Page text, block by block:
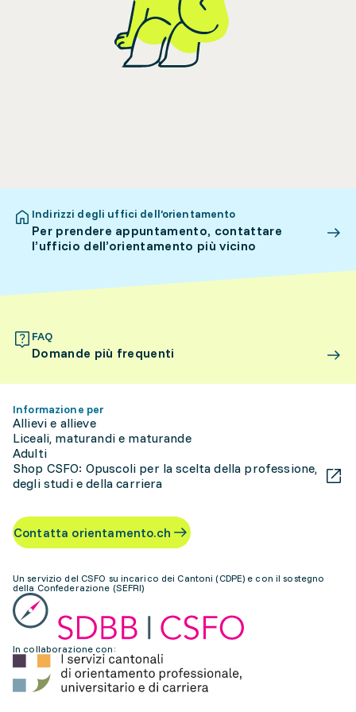
Indirizzi degli uffici dell’orientamento
Per prendere appuntamento, contattare
l’ufficio dell’orientamento più vicino
FAQ
Domande più frequenti
Informazione per
Allievi e allieve
Liceali, maturandi e maturande
Adulti
Shop CSFO: Opuscoli per la scelta della professione,
degli studi e della carriera
Contatta orientamento.ch
Un servizio del CSFO su incarico dei Cantoni (CDPE) e con il sostegno
della Confederazione (SEFRI)
In collaborazione con: